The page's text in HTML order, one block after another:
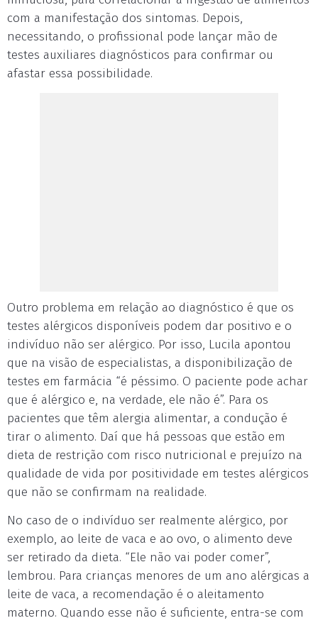
com a manifestação dos sintomas. Depois,
necessitando, o profissional pode lançar mão de
testes auxiliares diagnósticos para confirmar ou
afastar essa possibilidade.
Outro problema em relação ao diagnóstico é que os
testes alérgicos disponíveis podem dar positivo e o
indivíduo não ser alérgico. Por isso, Lucila apontou
que na visão de especialistas, a disponibilização de
testes em farmácia “é péssimo. O paciente pode achar
que é alérgico e, na verdade, ele não é”. Para os
pacientes que têm alergia alimentar, a condução é
tirar o alimento. Daí que há pessoas que estão em
dieta de restrição com risco nutricional e prejuízo na
qualidade de vida por positividade em testes alérgicos
que não se confirmam na realidade.
No caso de o indivíduo ser realmente alérgico, por
exemplo, ao leite de vaca e ao ovo, o alimento deve
ser retirado da dieta. “Ele não vai poder comer”,
lembrou. Para crianças menores de um ano alérgicas a
leite de vaca, a recomendação é o aleitamento
materno. Quando esse não é suficiente, entra-se com